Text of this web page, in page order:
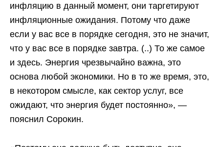
инфляцию в данный момент, они таргетируют
инфляционные ожидания. Потому что даже
если у вас все в порядке сегодня, это не значит,
что у вас все в порядке завтра. (..) То же самое
и здесь. Энергия чрезвычайно важна, это
основа любой экономики. Но в то же время, это,
в некотором смысле, как сектор услуг, все
ожидают, что энергия будет постоянно», —
пояснил Сорокин.